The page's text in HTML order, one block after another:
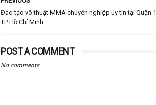
Đào tạo võ thuật MMA chuyên nghiệp uy tín tại Quận 1
TP Hồ Chí Minh
POST A COMMENT
No comments